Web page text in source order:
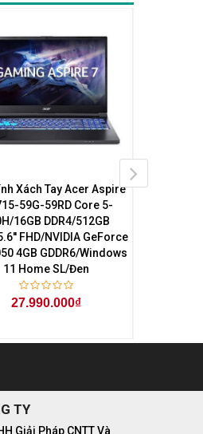
Xách Tay Acer Aspire
59G-59RD Core 5-
16GB DDR4/512GB
FHD/NVIDIA GeForce
4GB GDDR6/Windows
11 Home SL/Đen
27.990.000₫
Máy Tính
TY
Giải Pháp CNTT Và